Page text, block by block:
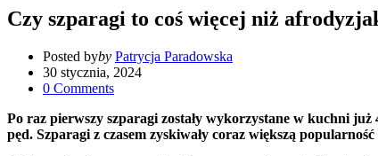
Czy szparagi to coś więcej niż
Posted byby Patrycja Paradowska
30 stycznia, 2024
0 Comments
Po raz pierwszy szparagi zostały wykorzystane w kuchni
pęd. Szparagi z czasem zyskiwały coraz większą